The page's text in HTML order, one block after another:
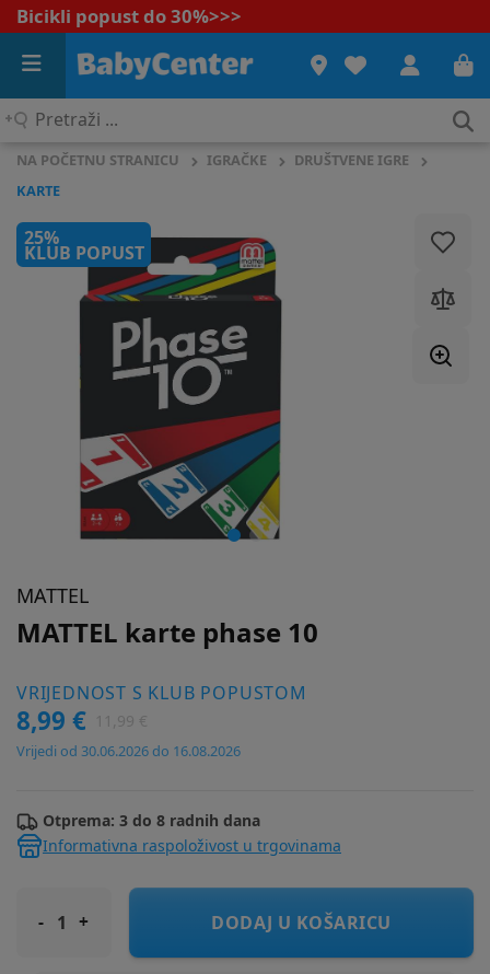
Bicikli popust do 30%>>>
Pretraži
NA POČETNU STRANICU IGRAČKE
DRUŠTVENE IGRE
KARTE
25%
KLUB POPUST
MATTEL
MATTEL karte phase 10
VRIJEDNOST S KLUB POPUSTOM
8,99 € 11,99 €
Vrijedi od 30.06.2026 do 16.08.2026
Otprema: 3 do 8 radnih dana
Informativna raspoloživost u trgovinama
MATTEL karte phase 10
DODAJ U KOŠARICU